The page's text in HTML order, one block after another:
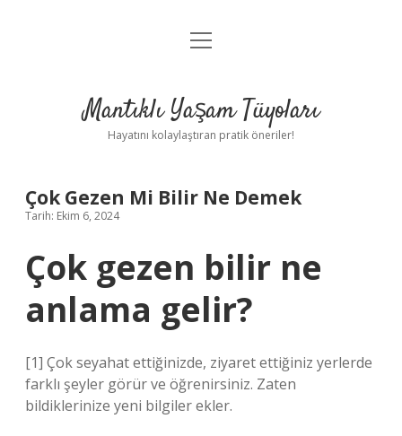
Anasayfa
Yasal Uyarı
menüyü
Mantıklı Yaşam Tüyoları
Hayatını kolaylaştıran pratik öneriler!
Çok Gezen Mi Bilir Ne Demek
Tarih: Ekim 6, 2024
Çok gezen bilir ne
anlama gelir?
[1] Çok seyahat ettiğinizde, ziyaret ettiğiniz yerlerde
farklı şeyler görür ve öğrenirsiniz. Zaten
bildiklerinize yeni bilgiler ekler.